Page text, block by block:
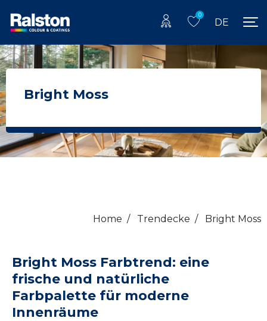
0
DE
Bright Moss
Home / Trendecke / Bright Moss
Bright Moss Farbtrend: eine
frische und natürliche
Farbpalette für moderne
Innenräume